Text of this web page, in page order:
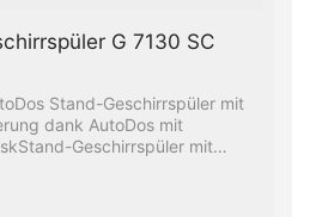
G 7130 SC
Stand-Geschirrspüler mit
dank AutoDos mit
Geschirrspüler mit
Geschirrspüler gibt es